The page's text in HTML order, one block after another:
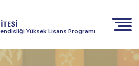
Yüksek Lisans Programı